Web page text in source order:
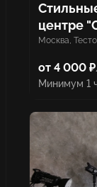
центре
Москва,
от 4 000 ₽
Минимум 1